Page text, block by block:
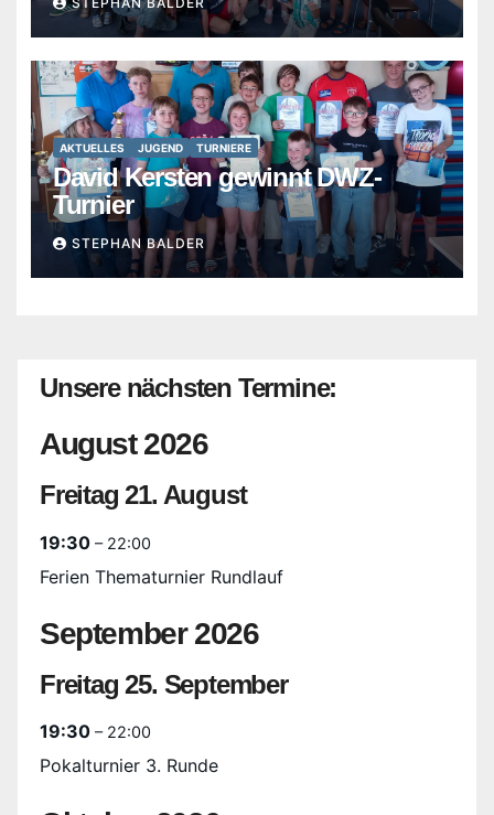
AKTUELLES JUGEND TURNIERE
David Kersten gewinnt DWZ-
Turnier
STEPHAN BALDER
Unsere nächsten Termine:
August 2026
Freitag 21. August
19:30 – 22:00
Ferien Thematurnier Rundlauf
September 2026
Freitag 25. September
19:30 – 22:00
Pokalturnier 3. Runde